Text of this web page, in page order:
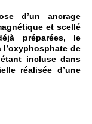
d’un ancrage
et scellé
préparées, le
l’oxyphosphate de
incluse dans
réalisée d’une